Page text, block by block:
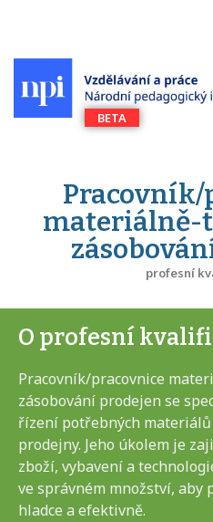
Pracovník/
materiálně-
profesní
O profesní
Pracovník/pracovnice
zásobování prodejen se
řízení potřebných
prodejny. Jeho úkolem je
zboží, vybavení a
ve správném množství, aby
hladce a efektivně.